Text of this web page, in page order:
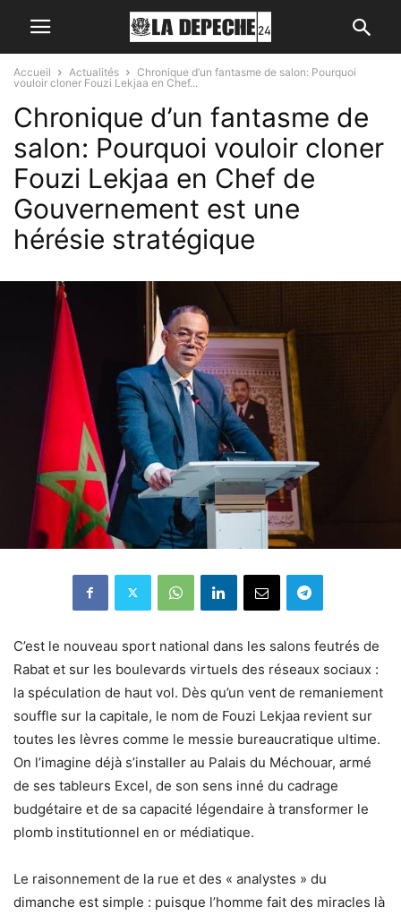
Accueil Actualités
Chronique d’un fantasme de salon: Pourquoi
vouloir cloner Fouzi Lekjaa en Chef...
Chronique d’un fantasme de
salon: Pourquoi vouloir cloner
Fouzi Lekjaa en Chef de
Gouvernement est une
hérésie stratégique
C’est le nouveau sport national dans les salons feutrés de
Rabat et sur les boulevards virtuels des réseaux sociaux :
la spéculation de haut vol. Dès qu’un vent de remaniement
souffle sur la capitale, le nom de Fouzi Lekjaa revient sur
toutes les lèvres comme le messie bureaucratique ultime.
On l’imagine déjà s’installer au Palais du Méchouar, armé
de ses tableurs Excel, de son sens inné du cadrage
budgétaire et de sa capacité légendaire à transformer le
plomb institutionnel en or médiatique.
​Le raisonnement de la rue et des « analystes » du
dimanche est simple : puisque l’homme fait des miracles là